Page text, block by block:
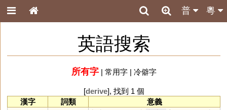
粵
普
英語搜索
所有字| 常用字| 冷僻字
[derive], 找到 1 個
漢字
詞類
意義